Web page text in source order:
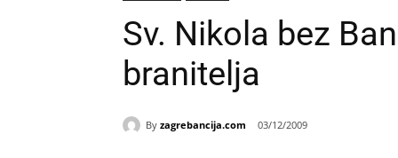
Sv. Nikola bez
branitelja
By zagrebancija.com 03/12/2009